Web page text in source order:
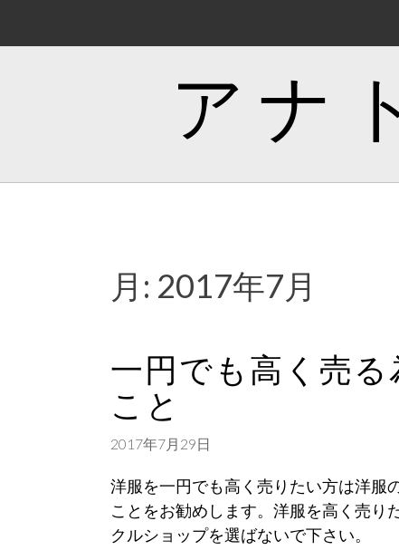
キ
アナ
月: 2017年7月
一円でも高く売る
こと
2017年7月29日
洋服を一円でも高く売りたい方は洋服
ことをお勧めします。洋服を高く売り
クルショップを選ばないで下さい。